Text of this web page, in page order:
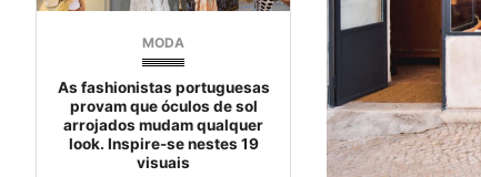
MODA
As fashionistas portuguesas
provam que óculos de sol
arrojados mudam qualquer
look. Inspire-se nestes 19
visuais